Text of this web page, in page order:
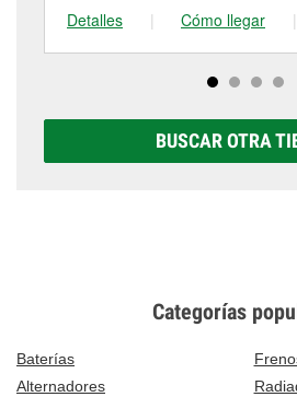
Detalles
| Cómo llegar |
BUSCAR OTRA
Categorías
Baterías
Alternadores